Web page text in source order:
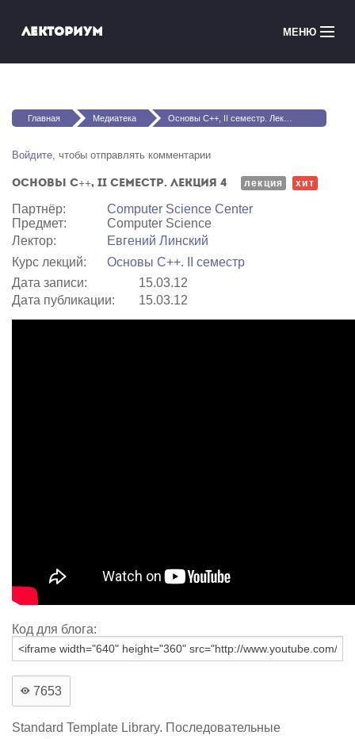
Лекториум МЕНЮ
Медиатека
Courses in English
Вы здесь
Главная Медиатека Основы C++, II семестр. Лекция 4
Войдите, чтобы отправлять комментарии
Основы C++, II семестр. Лекция 4 лекция хит
Партнёр:
Computer Science Center
Предмет:
Computer Science
Лектор:
Евгений Линский
Курс лекций:
Основы C++. II семестр
Дата записи:
15.03.12
Дата публикации:
15.03.12
Код для блога:
7653
Standard Template Library. Последовательные